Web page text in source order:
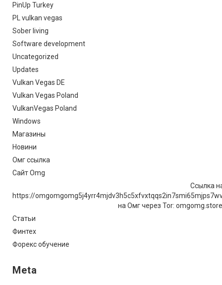
PinUp Turkey
PL vulkan vegas
Sober living
Software development
Uncategorized
Updates
Vulkan Vegas DE
Vulkan Vegas Poland
VulkanVegas Poland
Windows
Магазины
Новини
Омг ссылка
Сайт Omg
Ссылка
https://
на Омг через Tor:
Статьи
Финтех
Форекс обучение
Meta